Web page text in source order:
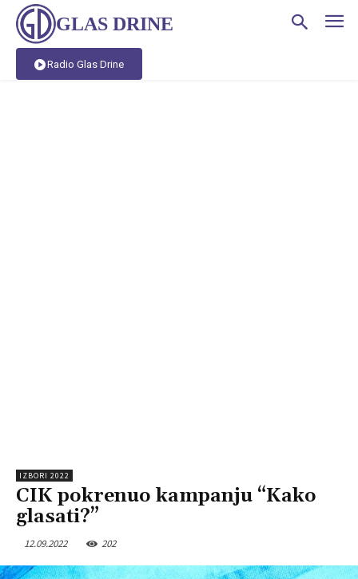
GLAS DRINE
Radio Glas Drine
IZBORI 2022
CIK pokrenuo kampanju “Kako
glasati?”
12.09.2022 202